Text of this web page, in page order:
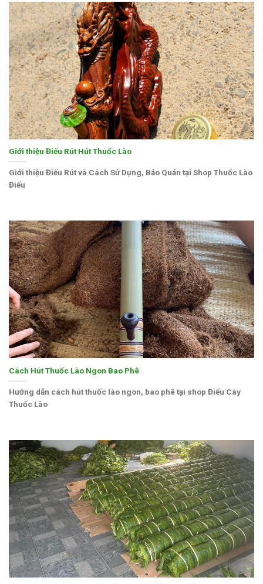
Giới thiệu Điếu Rút Hút Thuốc Lào
Giới thiệu Điếu Rút và Cách Sử Dụng, Bảo Quản tại Shop Thuốc Lào
Điếu
Cách Hút Thuốc Lào Ngon Bao Phê
Hướng dẫn cách hút thuốc lào ngon, bao phê tại shop Điếu Cày
Thuốc Lào